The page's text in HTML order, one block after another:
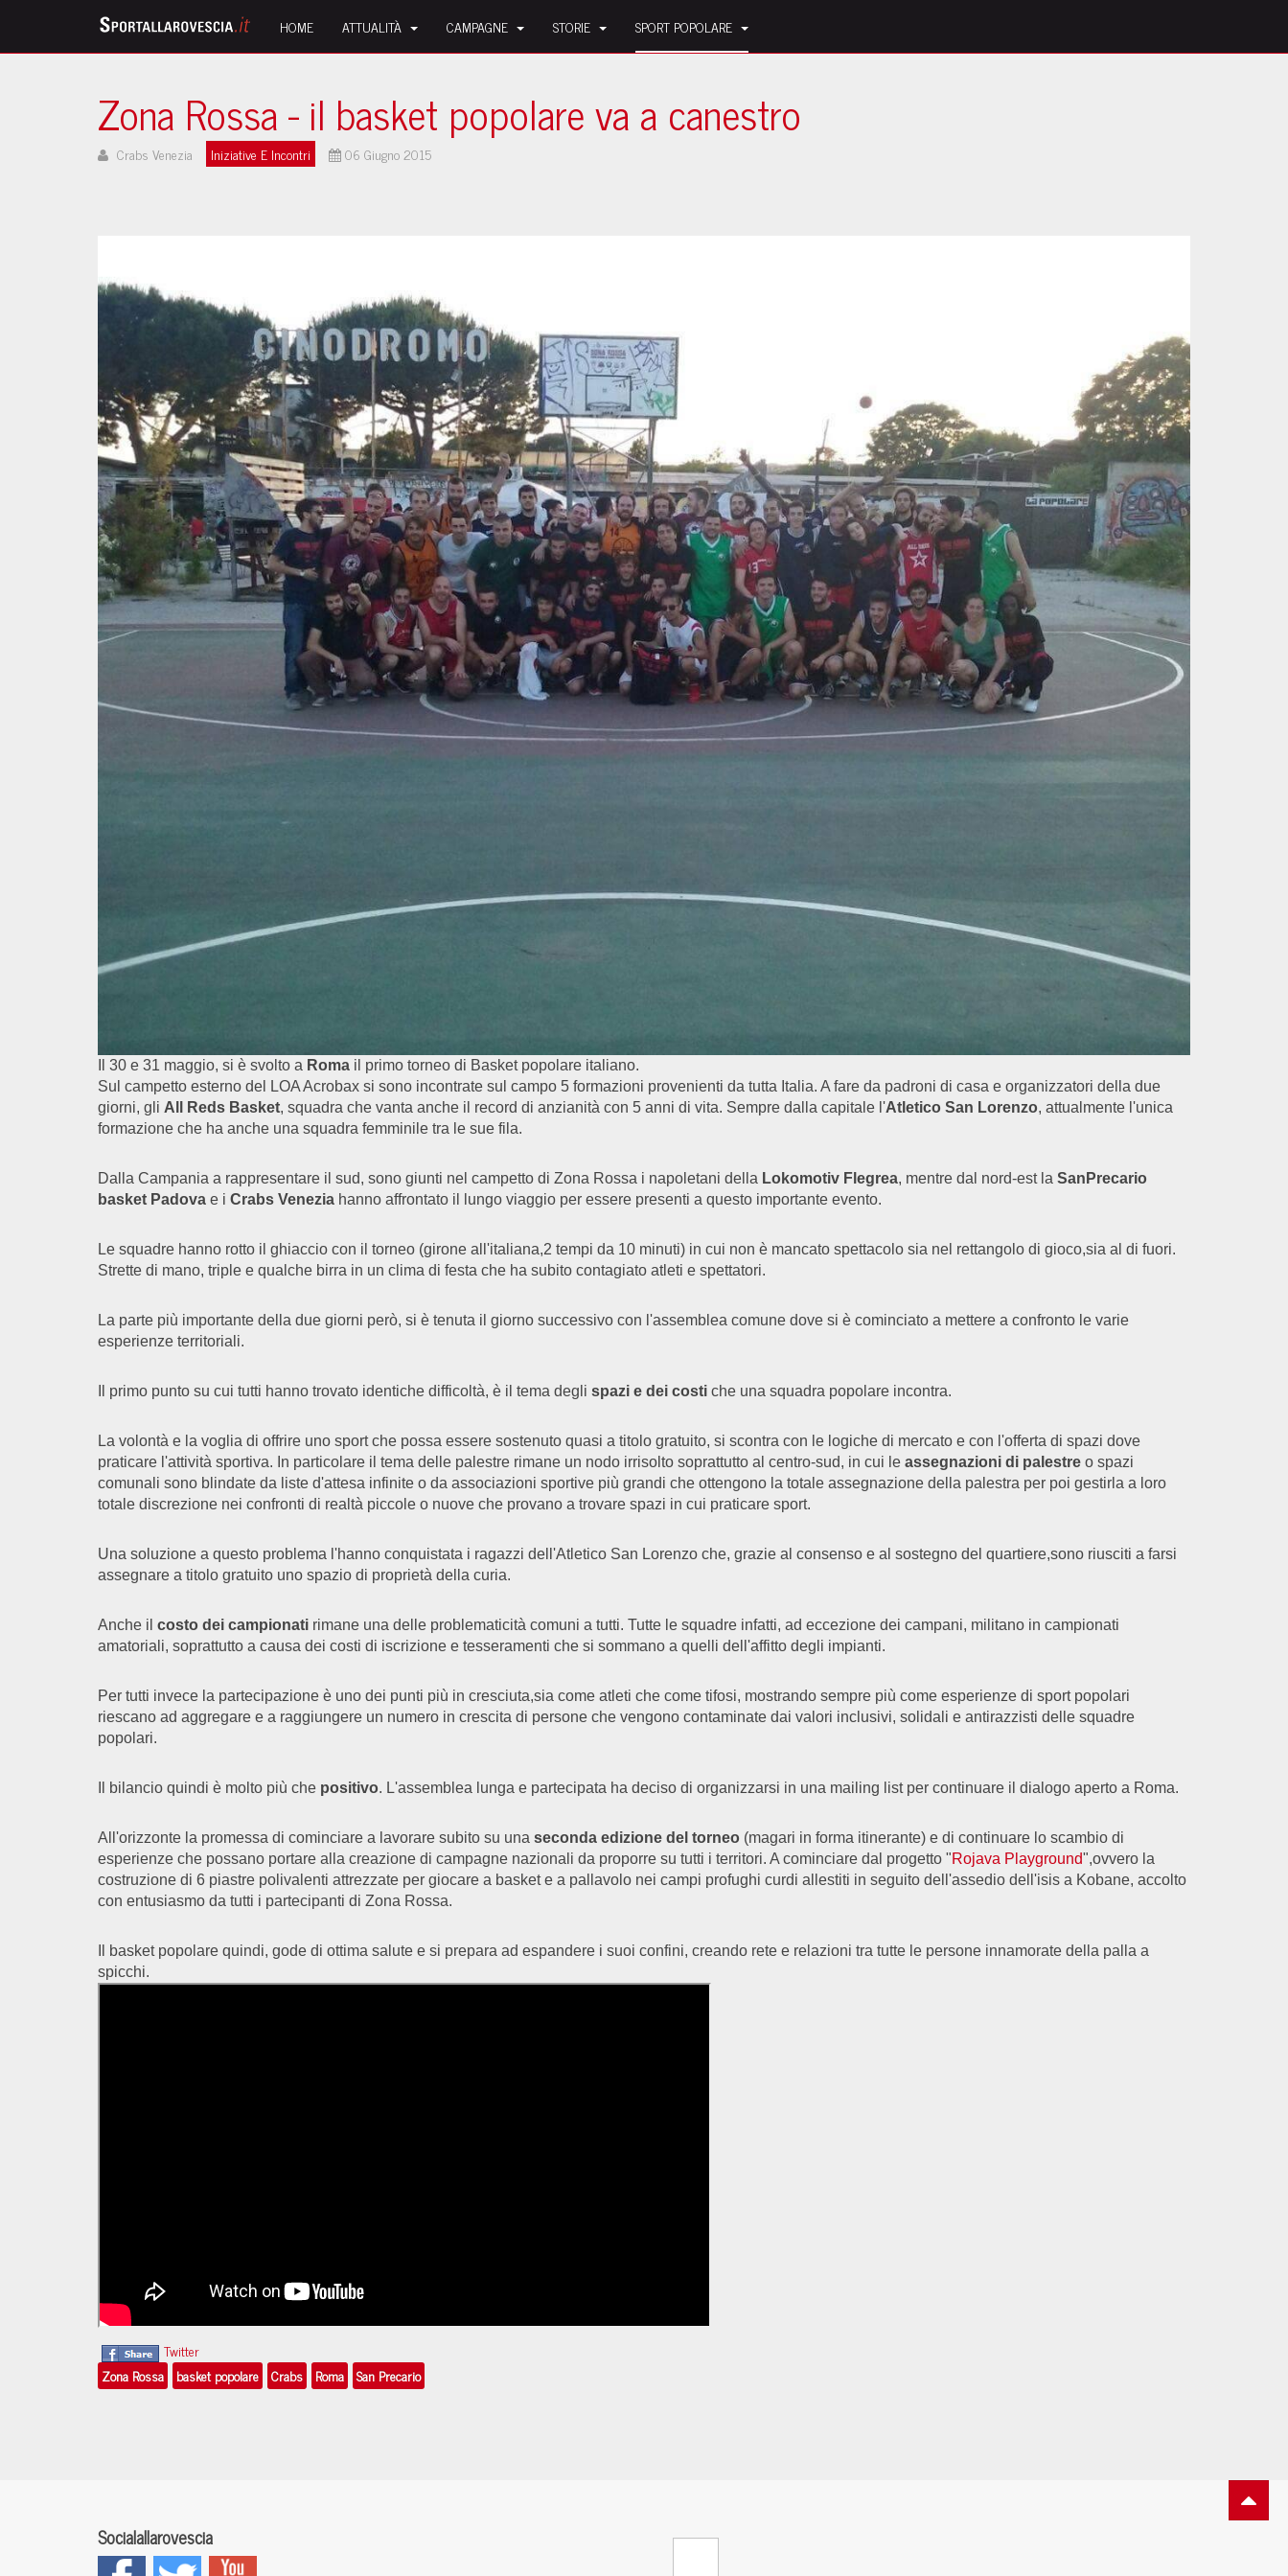
HOME ATTUALITÀ CAMPAGNE STORIE SPORT POPOLARE
Zona Rossa - il basket popolare va a canestro
Crabs Venezia Iniziative E Incontri 06 Giugno 2015
Il 30 e 31 maggio, si è svolto a Roma il primo torneo di Basket popolare italiano.
Sul campetto esterno del LOA Acrobax si sono incontrate sul campo 5 formazioni provenienti da tutta Italia. A fare da padroni di casa e organizzatori della due
giorni, gli All Reds Basket, squadra che vanta anche il record di anzianità con 5 anni di vita. Sempre dalla capitale l'Atletico San Lorenzo, attualmente l'unica
formazione che ha anche una squadra femminile tra le sue fila.
Dalla Campania a rappresentare il sud, sono giunti nel campetto di Zona Rossa i napoletani della Lokomotiv Flegrea, mentre dal nord-est la SanPrecario
basket Padova e i Crabs Venezia hanno affrontato il lungo viaggio per essere presenti a questo importante evento.
Le squadre hanno rotto il ghiaccio con il torneo (girone all'italiana,2 tempi da 10 minuti) in cui non è mancato spettacolo sia nel rettangolo di gioco,sia al di fuori.
Strette di mano, triple e qualche birra in un clima di festa che ha subito contagiato atleti e spettatori.
La parte più importante della due giorni però, si è tenuta il giorno successivo con l'assemblea comune dove si è cominciato a mettere a confronto le varie
esperienze territoriali.
Il primo punto su cui tutti hanno trovato identiche difficoltà, è il tema degli spazi e dei costi che una squadra popolare incontra.
La volontà e la voglia di offrire uno sport che possa essere sostenuto quasi a titolo gratuito, si scontra con le logiche di mercato e con l'offerta di spazi dove
praticare l'attività sportiva. In particolare il tema delle palestre rimane un nodo irrisolto soprattutto al centro-sud, in cui le assegnazioni di palestre o spazi
comunali sono blindate da liste d'attesa infinite o da associazioni sportive più grandi che ottengono la totale assegnazione della palestra per poi gestirla a loro
totale discrezione nei confronti di realtà piccole o nuove che provano a trovare spazi in cui praticare sport.
Una soluzione a questo problema l'hanno conquistata i ragazzi dell'Atletico San Lorenzo che, grazie al consenso e al sostegno del quartiere,sono riusciti a farsi
assegnare a titolo gratuito uno spazio di proprietà della curia.
Anche il costo dei campionati rimane una delle problematicità comuni a tutti. Tutte le squadre infatti, ad eccezione dei campani, militano in campionati
amatoriali, soprattutto a causa dei costi di iscrizione e tesseramenti che si sommano a quelli dell'affitto degli impianti.
Per tutti invece la partecipazione è uno dei punti più in cresciuta,sia come atleti che come tifosi, mostrando sempre più come esperienze di sport popolari
riescano ad aggregare e a raggiungere un numero in crescita di persone che vengono contaminate dai valori inclusivi, solidali e antirazzisti delle squadre
popolari.
Il bilancio quindi è molto più che positivo. L'assemblea lunga e partecipata ha deciso di organizzarsi in una mailing list per continuare il dialogo aperto a Roma.
All'orizzonte la promessa di cominciare a lavorare subito su una seconda edizione del torneo (magari in forma itinerante) e di continuare lo scambio di
esperienze che possano portare alla creazione di campagne nazionali da proporre su tutti i territori. A cominciare dal progetto "Rojava Playground",ovvero la
costruzione di 6 piastre polivalenti attrezzate per giocare a basket e a pallavolo nei campi profughi curdi allestiti in seguito dell'assedio dell'isis a Kobane, accolto
con entusiasmo da tutti i partecipanti di Zona Rossa.
Il basket popolare quindi, gode di ottima salute e si prepara ad espandere i suoi confini, creando rete e relazioni tra tutte le persone innamorate della palla a
spicchi.
Twitter
Zona Rossa basket popolare Crabs Roma San Precario
Socialallarovescia